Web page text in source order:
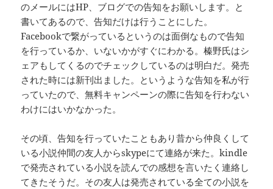
のメールにはHP、ブログでの告知をお願いします。と
書いてあるので、告知だけは行うことにした。
Facebookで繋がっているというのは面倒なもので告知
を行っているか、いないかがすぐにわかる。榛野氏はシ
ェアもしてくるのでチェックしているのは明白だ。発売
された時には新刊出ました。というような告知を私が行
っていたので、無料キャンペーンの際に告知を行わない
わけにはいかなかった。
その頃、告知を行っていたこともあり昔から仲良くして
いる小説仲間の友人からskypeにて連絡が来た。kindle
で発売されている小説を読んでの感想を言いたく連絡し
てきたそうだ。その友人は発売されている全ての小説を